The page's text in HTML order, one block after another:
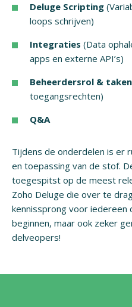
Deluge Scripting
loops schrijven)
Integraties (Data
apps en externe API’s)
Beheerdersrol & taken
toegangsrechten)
Q&A
Tijdens de onderdelen is er
en toepassing van de stof.
toegespitst op de meest
Zoho Deluge die over te
kennissprong voor iedereen
beginnen, maar ook zeker
delveopers!